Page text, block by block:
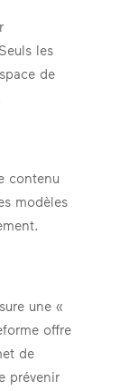
les
de
contenu
modèles
une «
offre
de
prévenir